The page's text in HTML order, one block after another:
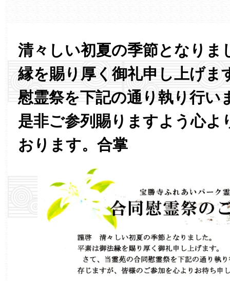
清々しい初夏の季節となりま
縁を賜り厚く御礼申し上げま
慰霊祭を下記の通り執り行い
是非ご参列賜りますよう心よ
おります。合掌